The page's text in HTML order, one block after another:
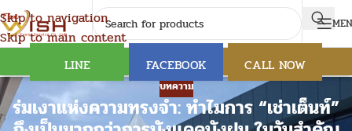
Skip to navigation
Skip to main content
LINE FACEBOOK CALL NOW
บทความ
ร่มเงาแห่งความทรงจำ: ทำไมการ “เช่าเต็นท์”